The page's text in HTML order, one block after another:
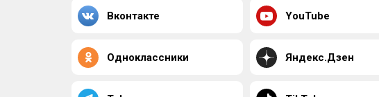
Вконтакте YouTube
Одноклассники Яндекс.Дзен